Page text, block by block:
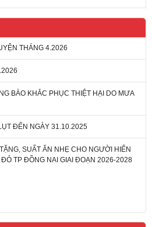
THÁNG 4.2026
BÀO KHẮC PHỤC THIỆT HẠI DO MƯA
ĐẾN NGÀY 31.10.2025
SUẤT ĂN NHẸ CHO NGƯỜI HIẾN
TP ĐỒNG NAI GIAI ĐOẠN 2026-2028